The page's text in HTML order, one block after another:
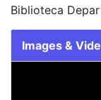
Biblioteca
Images &